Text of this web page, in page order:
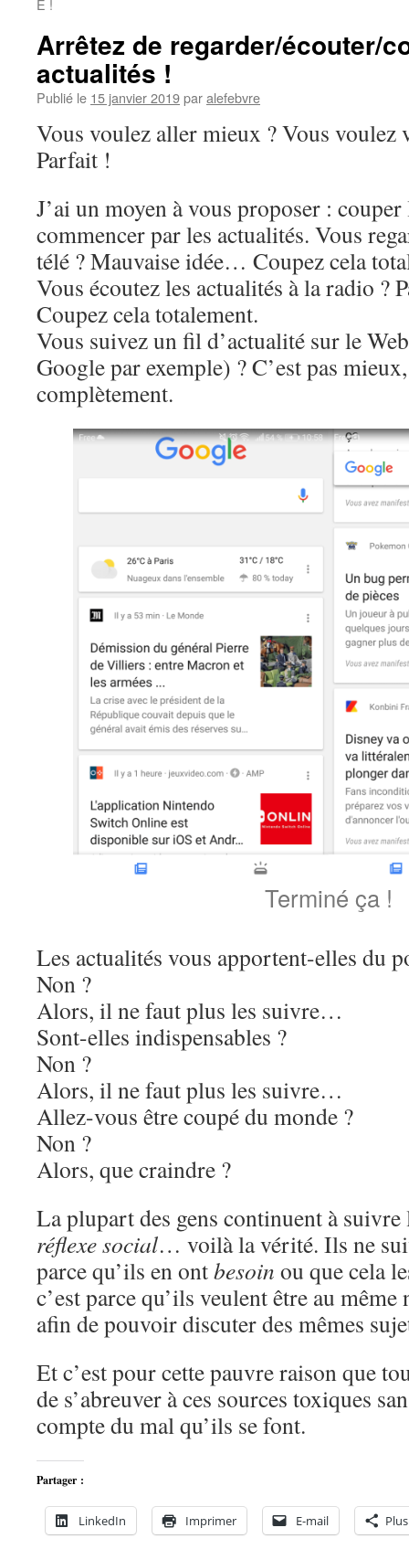
E !
Arrêtez de regarder/écouter/
actualités !
Publié le 15 janvier 2019paralefebvre
Vous voulez aller mieux ? Vous voulez
Parfait !
J’ai un moyen à vous proposer :
commencer par les actualités. Vous
télé ? Mauvaise idée… Coupez cela
Vous écoutez les actualités à la radio ?
Coupez cela totalement.
Vous suivez un fil d’actualité sur le
Google par exemple) ? C’est pas
complètement.
Terminé ça !
Les actualités vous apportent-elles du
Non ?
Alors, il ne faut plus les suivre…
Sont-elles indispensables ?
Non ?
Alors, il ne faut plus les suivre…
Allez-vous être coupé du monde ?
Non ?
Alors, que craindre ?
La plupart des gens continuent à suivre
réflexe social… voilà la vérité. Ils ne
parce qu’ils en ontbesoin ou que cela
c’est parce qu’ils veulent être au même
afin de pouvoir discuter des mêmes
Et c’est pour cette pauvre raison que
de s’abreuver à ces sources toxiques
compte du mal qu’ils se font.
Partager :
LinkedIn Imprimer E-mail Plus